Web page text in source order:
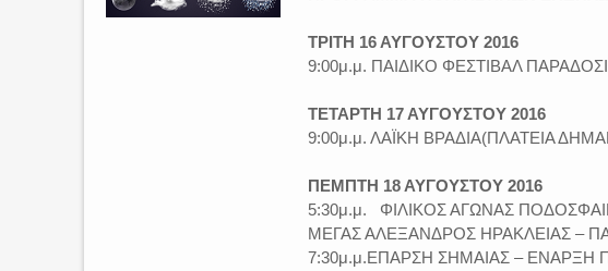
ΤΡΙΤΗ 16 ΑΥΓΟΥΣΤΟΥ 2016
9:00μ.μ. ΠΑΙΔΙΚΟ ΦΕΣΤΙΒΑΛ
ΤΕΤΑΡΤΗ 17 ΑΥΓΟΥΣΤΟΥ 2016
9:00μ.μ. ΛΑΪΚΗ ΒΡΑΔΙΑ(ΠΛΑΤΕΙΑ
ΠΕΜΠΤΗ 18 ΑΥΓΟΥΣΤΟΥ 2016
5:30μ.μ. ΦΙΛΙΚΟΣ ΑΓΩΝΑΣ
ΜΕΓΑΣ ΑΛΕΞΑΝΔΡΟΣ ΗΡΑΚΛΕΙΑΣ –
7:30μ.μ.ΕΠΑΡΣΗ ΣΗΜΑΙΑΣ – ΕΝΑΡΞΗ